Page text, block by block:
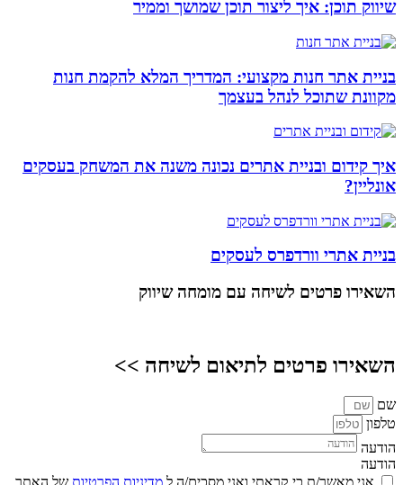
שיווק תוכן: איך ליצור תוכן שמושך וממיר
בניית אתר חנות מקצועי: המדריך המלא להקמת חנות
מקוונת שתוכל לנהל בעצמך
איך קידום ובניית אתרים נכונה משנה את המשחק בעסקים
אונליין?
בניית אתרי וורדפרס לעסקים
השאירו פרטים לשיחה עם מומחה שיווק
השאירו פרטים לתיאום לשיחה >>
שם
טלפון
הודעה
הודעה
אני מאשר/ת כי קראתי ואני מסכים/ה ל מדיניות הפרטיות של האתר